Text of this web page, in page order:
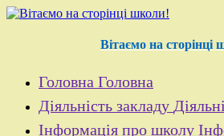
Перейти
Вітаємо на сторінці
Головна Головна
Діяльність закладу
Інформація про школу